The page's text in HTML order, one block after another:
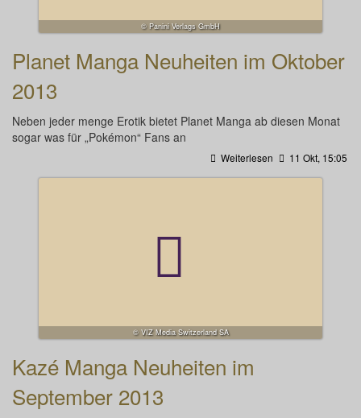
© Panini Verlags GmbH
Planet Manga Neuheiten im Oktober
2013
Neben jeder menge Erotik bietet Planet Manga ab diesen Monat
sogar was für „Pokémon“ Fans an
Weiterlesen 11 Okt, 15:05
© VIZ Media Switzerland SA
Kazé Manga Neuheiten im
September 2013